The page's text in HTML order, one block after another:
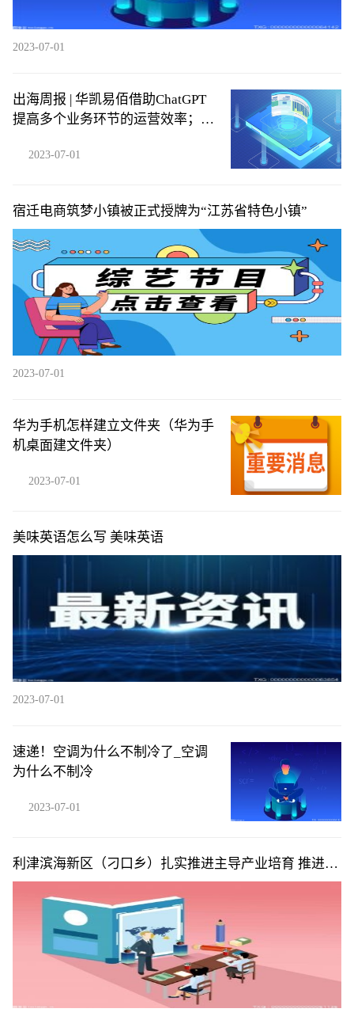
2023-07-01
出海周报 | 华凯易佰借助ChatGPT
提高多个业务环节的运营效率；
2023-07-01
宿迁电商筑梦小镇被正式授牌为“江苏省特色小镇”
2023-07-01
华为手机怎样建立文件夹（华为手
机桌面建文件夹）
2023-07-01
美味英语怎么写 美味英语
2023-07-01
速递！空调为什么不制冷了_空调
为什么不制冷
2023-07-01
利津滨海新区（刁口乡）扎实推进主导产业培育 推进重
点项目建设“多点开花”_每日聚焦